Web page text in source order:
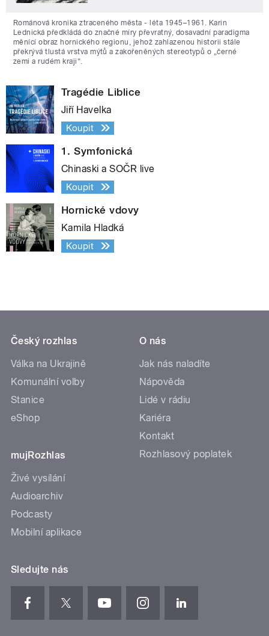
Románová kronika ztraceného města - léta 1945–1961. Karin
Lednická předkládá do značné míry převratný, dosavadní paradigma
měnící obraz hornického regionu, jehož zahlazenou historii stále
překrývá tlustá vrstva mýtů a zakořeněných stereotypů o „černé
zemi a rudém kraji“.
Tragédie Liblice
Jiří Havelka
Koupit
1. Symfonická
Chinaski a SOČR live
Koupit
Hornické vdovy
Kamila Hladká
Koupit
Český rozhlas
Válka na Ukrajině
Komunální volby
Stanice
eShop
mujRozhlas
Živé vysílání
Audioarchiv
Podcasty
Mobilní aplikace
O nás
Jak nás naladíte
Nápověda
Lidé v rádiu
Kariéra
Kontakt
Rozhlasový poplatek
Sledujte nás